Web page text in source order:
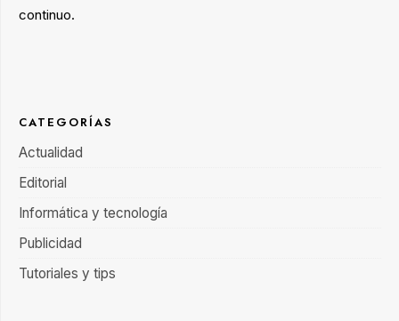
continuo.
CATEGORÍAS
Actualidad
Editorial
Informática y tecnología
Publicidad
Tutoriales y tips